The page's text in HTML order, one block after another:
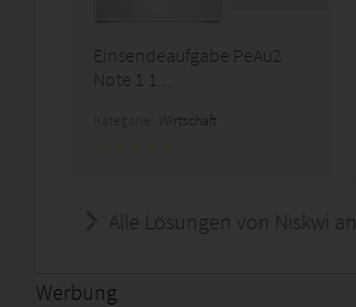
Einsendeaufgabe PeAu2
Note 1 1...
Wirtschaft
Alle Lösungen von Niskwi
Werbung